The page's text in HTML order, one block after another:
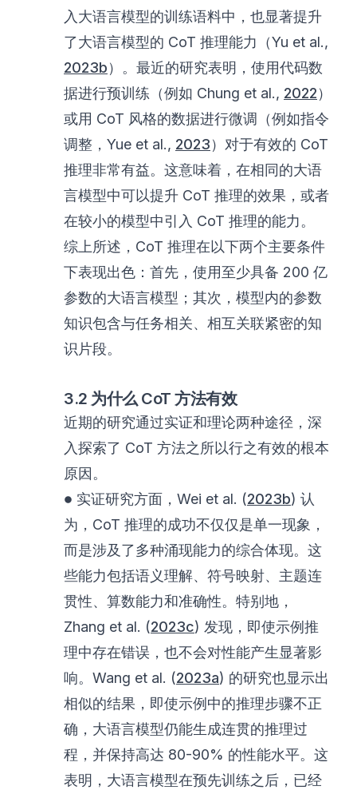
入大语言模型的训练语料中，也显著提升
了大语言模型的 CoT 推理能力（Yu et al.,
2023b）。最近的研究表明，使用代码数
据进行预训练（例如 Chung et al., 2022）
或用 CoT 风格的数据进行微调（例如指令
调整，Yue et al., 2023）对于有效的 CoT
推理非常有益。这意味着，在相同的大语
言模型中可以提升 CoT 推理的效果，或者
在较小的模型中引入 CoT 推理的能力。
综上所述，CoT 推理在以下两个主要条件
下表现出色：首先，使用至少具备 200 亿
参数的大语言模型；其次，模型内的参数
知识包含与任务相关、相互关联紧密的知
识片段。
3.2 为什么 CoT 方法有效
近期的研究通过实证和理论两种途径，深
入探索了 CoT 方法之所以行之有效的根本
原因。
\bullet
∙ 实证研究方面，Wei et al. (2023b) 认
为，CoT 推理的成功不仅仅是单一现象，
而是涉及了多种涌现能力的综合体现。这
些能力包括语义理解、符号映射、主题连
贯性、算数能力和准确性。特别地，
Zhang et al. (2023c) 发现，即使示例推
理中存在错误，也不会对性能产生显著影
响。Wang et al. (2023a) 的研究也显示出
相似的结果，即使示例中的推理步骤不正
确，大语言模型仍能生成连贯的推理过
程，并保持高达 80-90% 的性能水平。这
表明，大语言模型在预先训练之后，已经